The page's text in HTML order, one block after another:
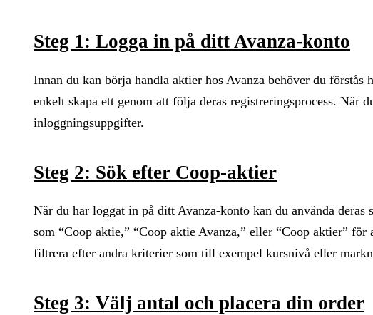
Steg 1: Logga in på ditt Avanza-konto
Innan du kan börja handla aktier hos Avanza behöver du
enkelt skapa ett genom att följa deras registreringsprocess. När
inloggningsuppgifter.
Steg 2: Sök efter Coop-aktier
När du har loggat in på ditt Avanza-konto kan du använda
som “Coop aktie,” “Coop aktie Avanza,” eller “Coop aktier”
filtrera efter andra kriterier som till exempel kursnivå eller
Steg 3: Välj antal och placera din order